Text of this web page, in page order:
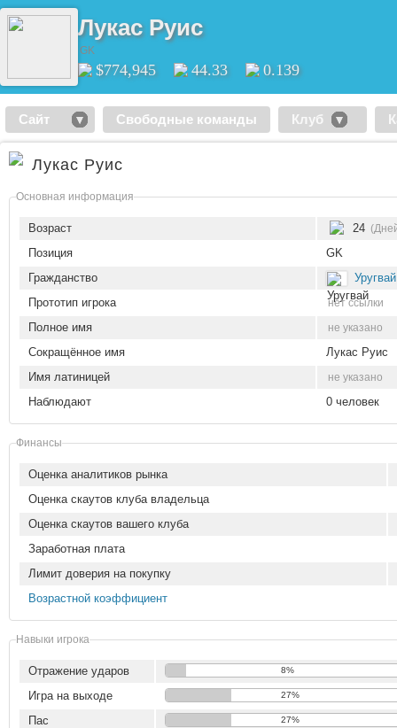
Лукас Руис
GK
$774,945 44.33 0.139
Сайт Свободные команды Клуб
Лукас Руис
Основная информация
Возраст 24
Позиция
GK
Гражданство
Уругвай
Прототип игрока
нет ссылки
Полное имя не указано
Сокращённое имя
Лукас Руис
Имя латиницей
не указано
Наблюдают 0 человек
Финансы
Оценка аналитиков рынка
Оценка скаутов клуба владельца
Оценка скаутов вашего клуба
Заработная плата
Лимит доверия на покупку
Возрастной коэффициент
Навыки игрока
Отражение ударов 8%
Игра на выходе 27%
Пас 27%